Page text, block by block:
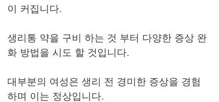
이 커집니다.
생리통 약을 구비 하는 것 부터 다양한 증상 완
화 방법을 시도 할 것입니다.
대부분의 여성은 생리 전 경미한 증상을 경험
하며 이는 정상입니다.